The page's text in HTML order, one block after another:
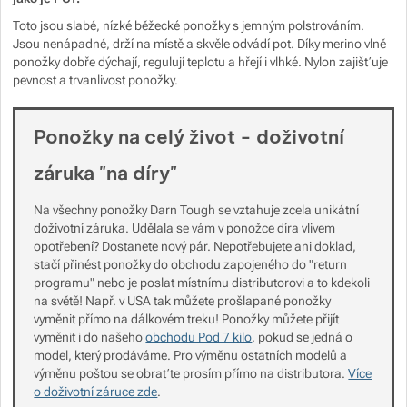
Toto jsou slabé, nízké běžecké ponožky s jemným polstrováním.
Jsou nenápadné, drží na místě a skvěle odvádí pot. Díky merino vlně
ponožky dobře dýchají, regulují teplotu a hřejí i vlhké. Nylon zajišťuje
pevnost a trvanlivost ponožky.
Ponožky na celý život - doživotní
záruka "na díry"
Na všechny ponožky Darn Tough se vztahuje zcela unikátní
doživotní záruka. Udělala se vám v ponožce díra vlivem
opotřebení? Dostanete nový pár. Nepotřebujete ani doklad,
stačí přinést ponožky do obchodu zapojeného do "return
programu" nebo je poslat místnímu distributorovi a to kdekoli
na světě! Např. v USA tak můžete prošlapané ponožky
vyměnit přímo na dálkovém treku! Ponožky můžete přijít
vyměnit i do našehoobchodu Pod 7 kilo, pokud se jedná o
model, který prodáváme. Pro výměnu ostatních modelů a
výměnu poštou se obraťte prosím přímo na distributora.Více
o doživotní záruce zde.
Zobrazit více
Zobrazit více
Zobrazit více
Zobrazit více
Zobrazit více
Zobrazit více
Zobrazit více
Zobrazit více
Zobrazit více
Zobrazit více
Zobrazit více
Zobrazit více
Zobrazit více